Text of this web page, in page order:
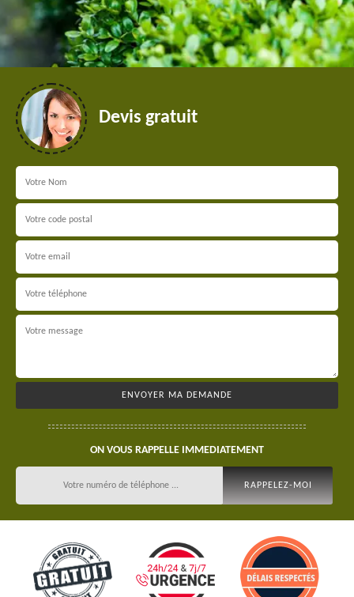
Devis gratuit
ON VOUS RAPPELLE IMMEDIATEMENT